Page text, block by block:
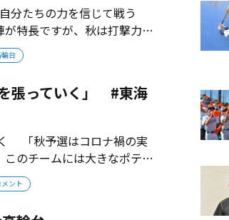
台
分たちの力を信じて戦う
が特長ですが、秋は打撃力が
グ力を高めて、チームの完
あったときの盛り上がりが
指...
ント
張っていく」 #東海
「秋予選はコロナ禍の実
のチームには大きなポテン
生懸命、努力できる選手た
夏に結果をつかみたいと考